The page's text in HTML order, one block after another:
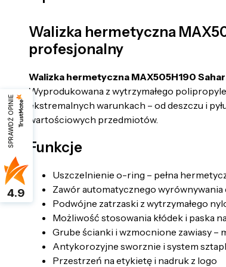
Walizka hermetyczna
profesjonalny
Walizka hermetyczna MAX505H190
Wyprodukowana z wytrzymałego
ekstremalnych warunkach – od deszczu i
wartościowych przedmiotów.
Funkcje
Uszczelnienie o-ring – pełna
Zawór automatycznego
Podwójne zatrzaski z wytrzymałego
Możliwość stosowania kłódek i paska
Grube ścianki i wzmocnione zawiasy –
Antykorozyjne sworznie i system
Przestrzeń na etykietę i nadruk z logo
SPRAWDŹ OPINIE
4.9